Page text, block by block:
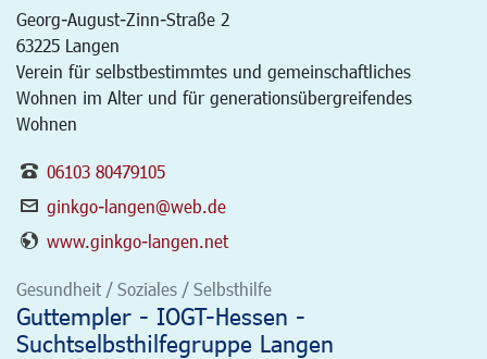
Georg-August-Zinn-Straße 2
63225 Langen
Verein für selbstbestimmtes und gemeinschaftliches
Wohnen im Alter und für generationsübergreifendes
Wohnen
06103 80479105
ginkgo-langen@web.de
www.ginkgo-langen.net
Gesundheit / Soziales / Selbsthilfe
Guttempler - IOGT-Hessen -
Suchtselbsthilfegruppe Langen